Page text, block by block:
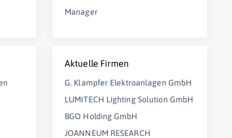
Manager
Aktuelle Firmen
G. Klampfer Elektroanlagen GmbH
LUMITECH Lighting Solution GmbH
BGO Holding GmbH
JOANNEUM RESEARCH